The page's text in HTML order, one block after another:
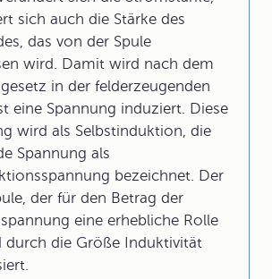
sich auch die Stärke des
das von der Spule
wird. Damit wird nach dem
in der felderzeugenden
eine Spannung induziert. Diese
wird als Selbstinduktion, die
Spannung als
bezeichnet. Der
der für den Betrag der
eine erhebliche Rolle
durch die Größe Induktivität